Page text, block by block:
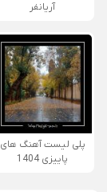
آریانفر
پلی لیست آهنگ های
پاییزی 1404